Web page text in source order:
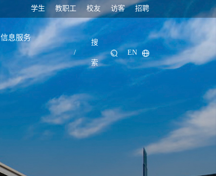
学生 教职工 校友 访客 招聘
信息服务
/
搜
索
EN